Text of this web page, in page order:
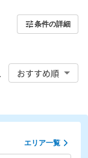
条件の詳細
おすすめ順
エリア一覧